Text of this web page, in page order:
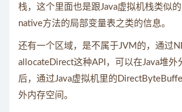
栈，这个里面也是跟Java虚拟机栈类似
native方法的局部变量表之类的信息。
还有一个区域，是不属于JVM的，通过
allocateDirect这种API，可以在Java堆外
后，通过Java虚拟机里的
外内存空间。